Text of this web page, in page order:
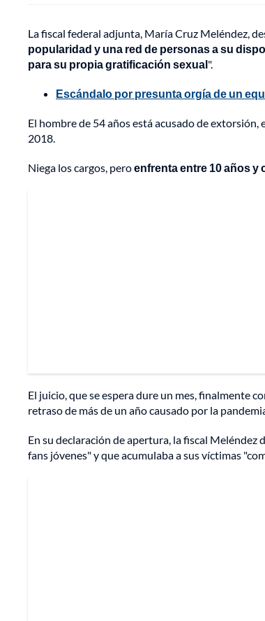
La fiscal federal adjunta, María Cruz Meléndez,
popularidad y una red de personas a su
para su propia gratificación sexual".
Escándalo por presunta orgía de un
El hombre de 54 años está acusado de
2018.
Niega los cargos, peroenfrenta entre 10 años y
El juicio, que se espera dure un mes, finalmente
retraso de más de un año causado por la
En su declaración de apertura, la fiscal Meléndez
fans jóvenes" y que acumulaba a sus víctimas